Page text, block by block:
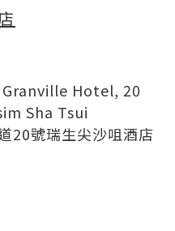
Hotel, 20
Sha Tsui
20號瑞生尖沙咀酒店